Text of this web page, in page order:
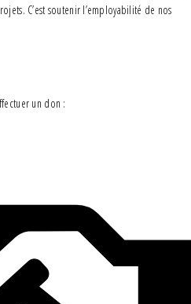
C’est soutenir l’employabilité de nos
un don :